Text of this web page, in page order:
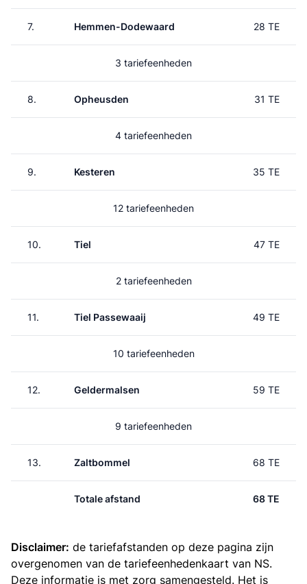
7. Hemmen-Dodewaard 28 TE
3 tariefeenheden
8. Opheusden 31 TE
4 tariefeenheden
9. Kesteren 35 TE
12 tariefeenheden
10. Tiel 47 TE
2 tariefeenheden
11. Tiel Passewaaij 49 TE
10 tariefeenheden
12. Geldermalsen 59 TE
9 tariefeenheden
13. Zaltbommel 68 TE
Totale afstand 68 TE
Disclaimer: de tariefafstanden op deze pagina zijn
overgenomen van de tariefeenhedenkaart van NS.
Deze informatie is met zorg samengesteld. Het is